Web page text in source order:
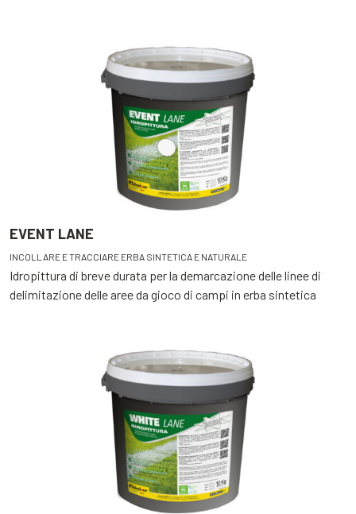
EVENT LANE
INCOLLARE E TRACCIARE ERBA SINTETICA E NATURALE
Idropittura di breve durata per la demarcazione delle linee di
delimitazione delle aree da gioco di campi in erba sintetica